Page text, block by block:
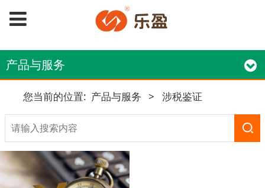
产品与服务
您当前的位置: 产品与服务 > 涉税鉴证